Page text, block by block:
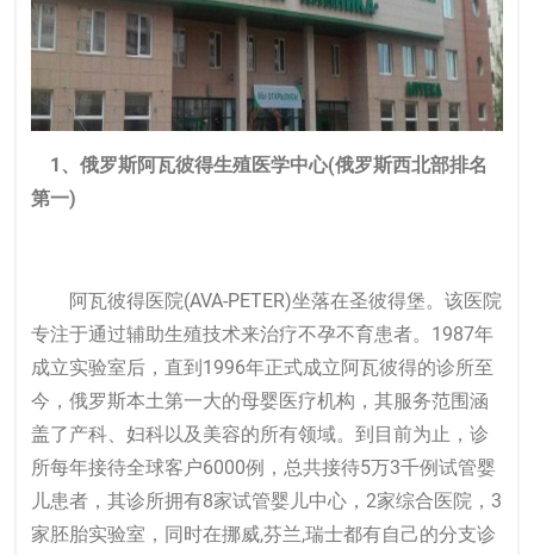
1、俄罗斯阿瓦彼得生殖医学中心(俄罗斯西北部排名
第一)
阿瓦彼得医院(AVA-PETER)坐落在圣彼得堡。该医院
专注于通过辅助生殖技术来治疗不孕不育患者。1987年
成立实验室后，直到1996年正式成立阿瓦彼得的诊所至
今，俄罗斯本土第一大的母婴医疗机构，其服务范围涵
盖了产科、妇科以及美容的所有领域。到目前为止，诊
所每年接待全球客户6000例，总共接待5万3千例试管婴
儿患者，其诊所拥有8家试管婴儿中心，2家综合医院，3
家胚胎实验室，同时在挪威,芬兰,瑞士都有自己的分支诊